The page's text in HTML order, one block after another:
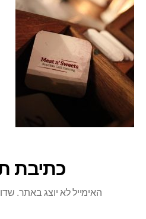
כתיבת
האימייל לא יוצג באתר.